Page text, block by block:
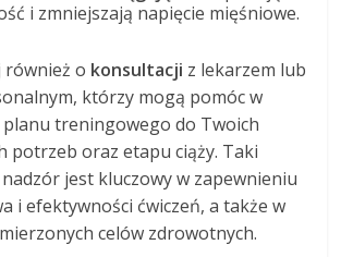
i zmniejszają napięcie mięśniowe.
również o konsultacji z lekarzem lub
którzy mogą pomóc w
treningowego do Twoich
potrzeb oraz etapu ciąży. Taki
jest kluczowy w zapewnieniu
i efektywności ćwiczeń, a także w
celów zdrowotnych.